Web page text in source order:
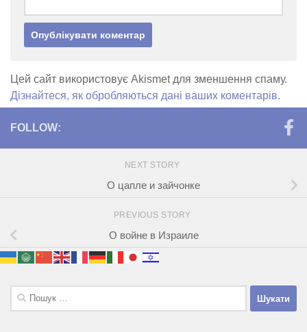
Цей сайт використовує Akismet для зменшення спаму.
Дізнайтеся, як обробляються дані ваших коментарів.
FOLLOW:
NEXT STORY
О цапле и зайчонке
PREVIOUS STORY
О войне в Израиле
Пошук: